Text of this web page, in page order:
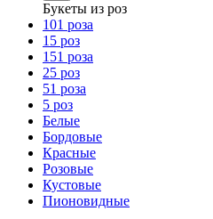
Букеты из роз
101 роза
15 роз
151 роза
25 роз
51 роза
5 роз
Белые
Бордовые
Красные
Розовые
Кустовые
Пионовидные